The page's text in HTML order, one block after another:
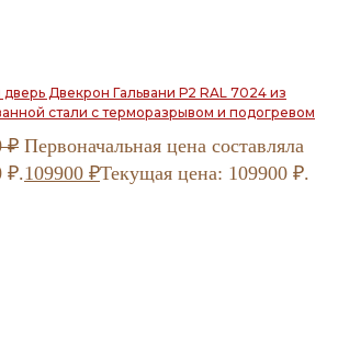
дверь Двекрон Гальвани Р2 RAL 7024 из
стали с терморазрывом и подогревом
₽ Первоначальная цена составляла
₽.109900 ₽Текущая цена: 109900 ₽.